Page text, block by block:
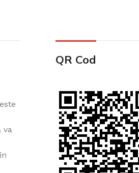
Cazi din acril
Cadă de baie din acril,
ușurință pe Creadivo.
va
QR Cod